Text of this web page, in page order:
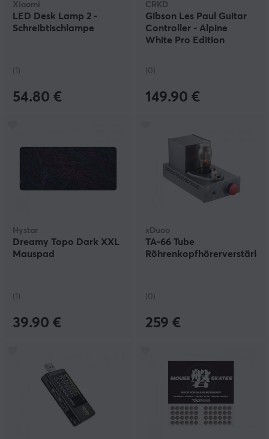
Xiaomi
LED Desk Lamp 2 -
Schreibtischlampe
(1)
54.80 €
CRKD
Gibson Les Paul Guitar
Controller - Alpine
White Pro Edition
(0)
149.90 €
Hystar
Dreamy Topo Dark XXL
Mauspad
(1)
39.90 €
xDuoo
TA-66 Tube
Röhrenkopfhörerverstärker
(0)
259 €